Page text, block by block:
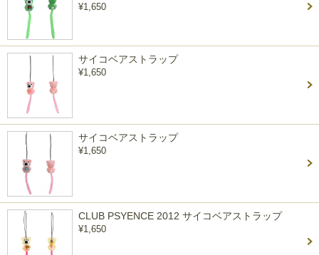
¥1,650
サイコベアストラップ
¥1,650
サイコベアストラップ
¥1,650
CLUB PSYENCE 2012 サイコベアストラップ
¥1,650